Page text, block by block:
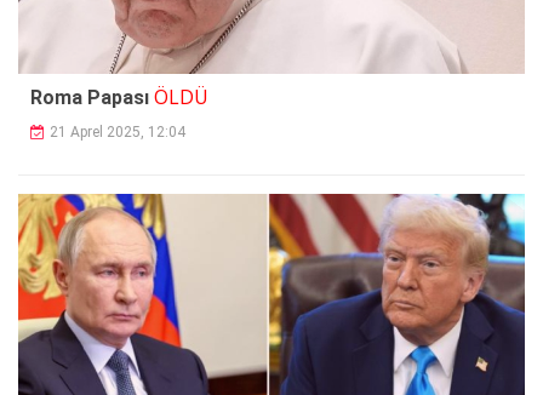
Roma Papası ÖLDÜ
21 Aprel 2025, 12:04